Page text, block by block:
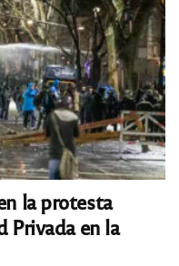
la protesta
Privada en la